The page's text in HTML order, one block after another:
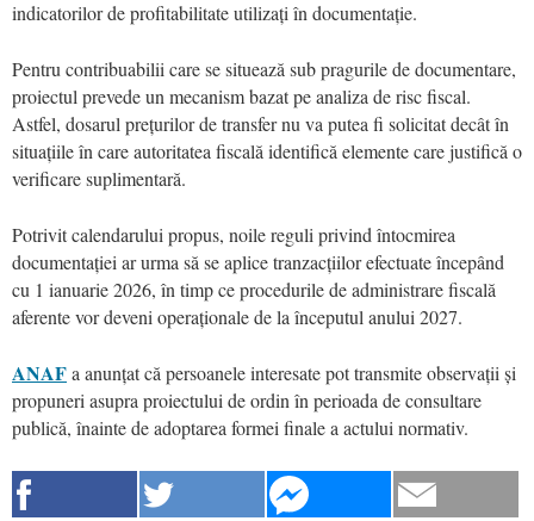
indicatorilor de profitabilitate utilizați în documentație.
Pentru contribuabilii care se situează sub pragurile de documentare,
proiectul prevede un mecanism bazat pe analiza de risc fiscal.
Astfel, dosarul prețurilor de transfer nu va putea fi solicitat decât în
situațiile în care autoritatea fiscală identifică elemente care justifică o
verificare suplimentară.
Potrivit calendarului propus, noile reguli privind întocmirea
documentației ar urma să se aplice tranzacțiilor efectuate începând
cu 1 ianuarie 2026, în timp ce procedurile de administrare fiscală
aferente vor deveni operaționale de la începutul anului 2027.
ANAFa anunțat că persoanele interesate pot transmite observații și
propuneri asupra proiectului de ordin în perioada de consultare
publică, înainte de adoptarea formei finale a actului normativ.